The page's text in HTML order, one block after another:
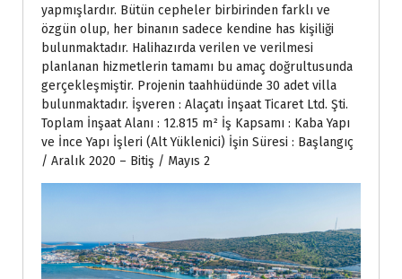
yapmışlardır. Bütün cepheler birbirinden farklı ve
özgün olup, her binanın sadece kendine has kişiliği
bulunmaktadır. Halihazırda verilen ve verilmesi
planlanan hizmetlerin tamamı bu amaç doğrultusunda
gerçekleşmiştir. Projenin taahhüdünde 30 adet villa
bulunmaktadır. İşveren : Alaçatı İnşaat Ticaret Ltd. Şti.
Toplam İnşaat Alanı : 12.815 m² İş Kapsamı : Kaba Yapı
ve İnce Yapı İşleri (Alt Yüklenici) İşin Süresi : Başlangıç
/ Aralık 2020 – Bitiş / Mayıs 2